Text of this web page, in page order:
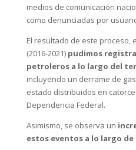
medios de comunicación
como denunciadas por
El resultado de este proceso,
(2016-2021) pudimos
petroleros a lo largo del
incluyendo un derrame de
estado distribuidos en
Dependencia Federal.
Asimismo, se observa un
estos eventos a lo largo de